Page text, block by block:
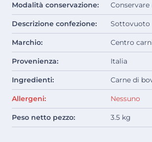
Modalità conservazione: Conservare
Descrizione confezione: Sottovuoto
Marchio: Centro
Provenienza: Italia
Ingredienti: Carne di
Allergeni: Nessuno
Peso netto pezzo: 3.5 kg